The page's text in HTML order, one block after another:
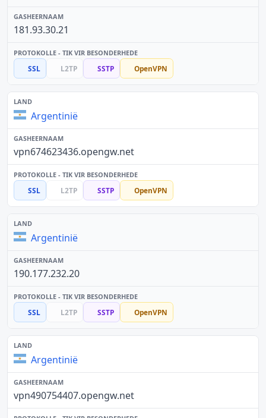
181.93.30.21
SSL L2TP SSTP OpenVPN
Argentinië
vpn674623436.opengw.net
SSL L2TP SSTP OpenVPN
Argentinië
190.177.232.20
SSL L2TP SSTP OpenVPN
Argentinië
vpn490754407.opengw.net